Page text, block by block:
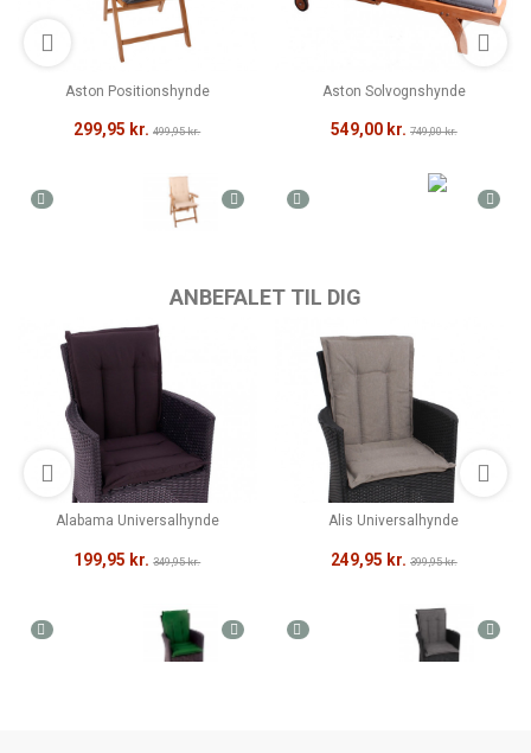
Aston Positionshynde
299,95 kr. 499,95 kr.
Aston Solvognshynde
549,00 kr. 749,00 kr.
ANBEFALET TIL DIG
Alabama Universalhynde
199,95 kr. 349,95 kr.
Alis Universalhynde
249,95 kr. 399,95 kr.